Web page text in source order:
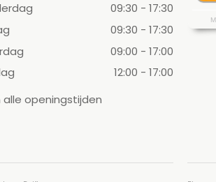
09:30 - 17:30
09:30 - 17:30
09:00 - 17:00
12:00 - 17:00
alle openingstijden